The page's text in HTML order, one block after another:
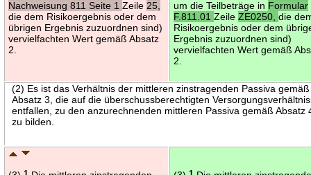
Nachweisung 811 Seite 1Zeile 25,
die dem Risikoergebnis oder dem
übrigen Ergebnis zuzuordnen sind)
vervielfachten Wert gemäß Absatz
2.
um die Teilbeträge in Formular
F.811.01ZeileZE0250,die
Risikoergebnis oder dem
Ergebnis zuzuordnen sind)
vervielfachten Wert gemäß
2.
(2) Es ist das Verhältnis der mittleren zinstragenden Passiva gemäß
Absatz 3, die auf die überschussberechtigten
entfallen, zu den anzurechnenden mittleren Passiva gemäß Absatz
zu bilden.
1 1